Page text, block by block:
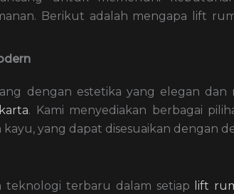
Berikut adalah mengapa lift
dengan estetika yang elegan
. Kami menyediakan berbagai
kayu, yang dapat disesuaikan dengan
teknologi terbaru dalam setiap lift